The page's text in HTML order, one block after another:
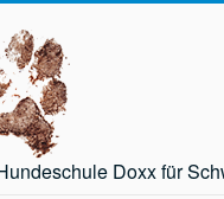
Doxx für